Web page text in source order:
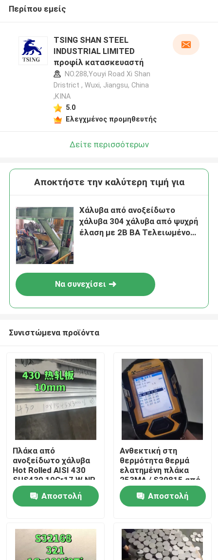
Σπίτι
Βίντεο
Περίπου εμείς
TSING SHAN STEEL
INDUSTRIAL LIMITED
προφίλ κατασκευαστή
NO.288,Youyi Road Xi Shan
Dristrict , Wuxi, Jiangsu, China
,ΚΙΝΑ
5.0
Ελεγχμένος προμηθευτής
Δείτε περισσότερων
Αποκτήστε την καλύτερη τιμή για
Χάλυβα από ανοξείδωτο
χάλυβα 304 χάλυβα από ψυχρή
έλαση με 2B BA Τελειωμένο
Να συνεχίσει
Συνιστώμενα προϊόντα
Πλάκα από
ανοξείδωτο χάλυβα
Hot Rolled AISI 430
SUS430 10Cr17 W.NR
1.4016 Επιφάνεια
NO.1 10*1500*6000
Αποστολή
Ανθεκτική στη
θερμότητα θερμά
ελατημένη πλάκα
253MA / S30815 από
ανοξείδωτο χάλυβα
με επιφάνεια
αλάτισης
Αποστολή